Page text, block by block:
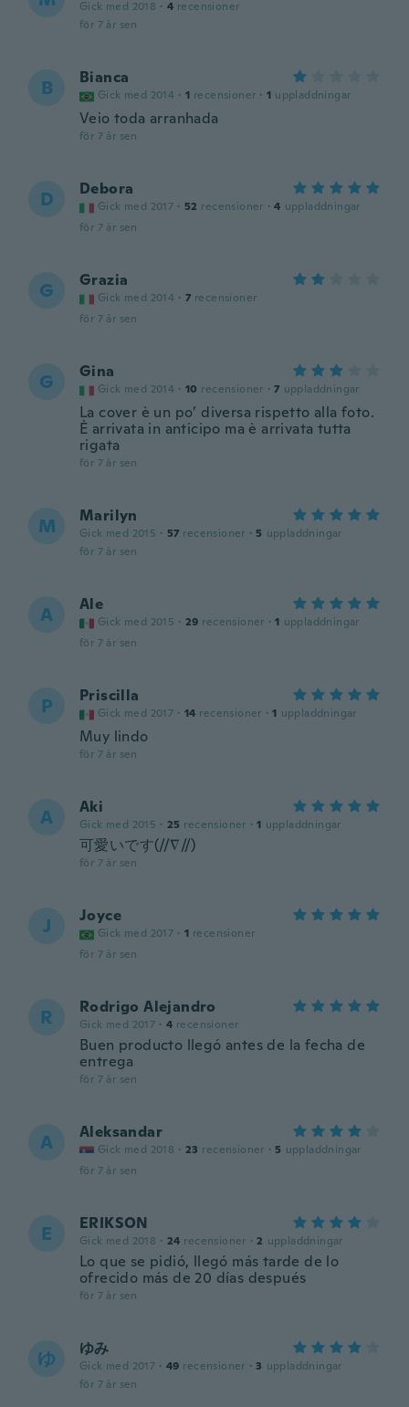
Gick med 2018 · 4 recensioner
för 7 år sen
B Bianca
Gick med 2014 · 1 recensioner · 1 uppladdningar
Veio toda arranhada
för 7 år sen
D Debora
Gick med 2017 · 52 recensioner · 4 uppladdningar
för 7 år sen
G Grazia
Gick med 2014 · 7 recensioner
för 7 år sen
G Gina
Gick med 2014 · 10 recensioner · 7 uppladdningar
La cover è un po’ diversa rispetto alla foto.
È arrivata in anticipo ma è arrivata tutta
rigata
för 7 år sen
M Marilyn
Gick med 2015 · 57 recensioner · 5 uppladdningar
för 7 år sen
A Ale
Gick med 2015 · 29 recensioner · 1 uppladdningar
för 7 år sen
P Priscilla
Gick med 2017 · 14 recensioner · 1 uppladdningar
Muy lindo
för 7 år sen
A Aki
Gick med 2015 · 25 recensioner · 1 uppladdningar
可愛いです(//∇//)
för 7 år sen
J Joyce
Gick med 2017 · 1 recensioner
för 7 år sen
R Rodrigo Alejandro
Gick med 2017 · 4 recensioner
Buen producto llegó antes de la fecha de
entrega
för 7 år sen
A Aleksandar
Gick med 2018 · 23 recensioner · 5 uppladdningar
för 7 år sen
E ERIKSON
Gick med 2018 · 24 recensioner · 2 uppladdningar
Lo que se pidió, llegó más tarde de lo
ofrecido más de 20 días después
för 7 år sen
ゆ ゆみ
Gick med 2017 · 49 recensioner · 3 uppladdningar
för 7 år sen